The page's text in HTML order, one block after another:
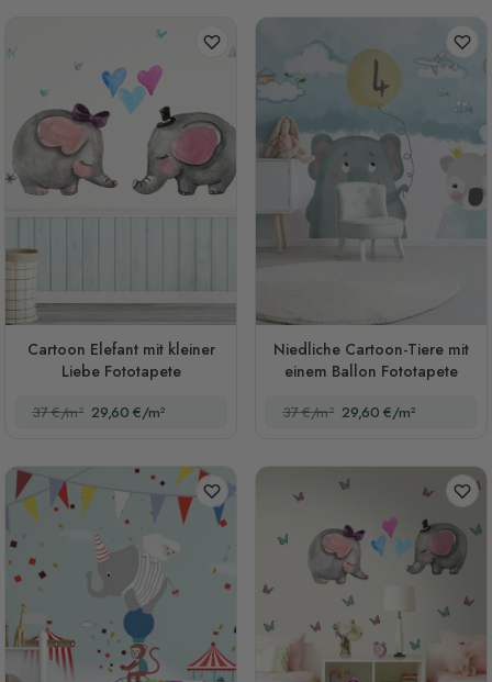
Cartoon Elefant mit kleiner
Liebe Fototapete
37 €/m² 29,60 €/m²
Niedliche Cartoon-Tiere mit
einem Ballon Fototapete
37 €/m² 29,60 €/m²